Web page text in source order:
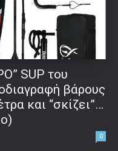
SUP του
βάρους
και “σκίζει”…
0